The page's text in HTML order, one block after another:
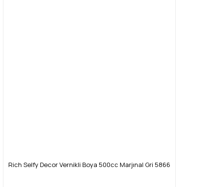
Rich Selfy Decor Vernikli Boya 500cc Marjınal Gri 5866